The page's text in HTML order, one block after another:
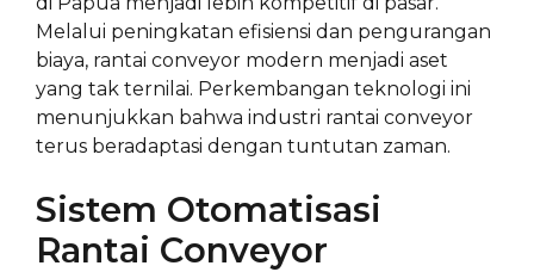
Melalui peningkatan efisiensi dan pengurangan
biaya, rantai conveyor modern menjadi aset
yang tak ternilai. Perkembangan teknologi ini
menunjukkan bahwa industri rantai conveyor
terus beradaptasi dengan tuntutan zaman.
Sistem Otomatisasi
Rantai Conveyor